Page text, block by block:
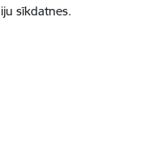
sīkdatnes.